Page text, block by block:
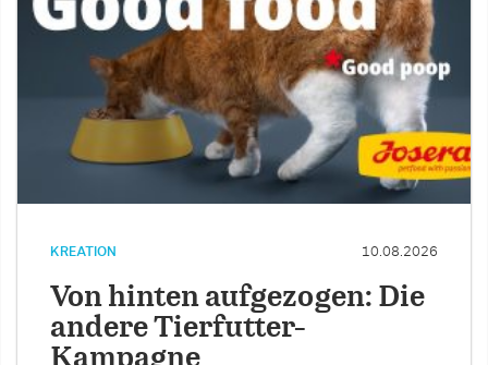
KREATION 10.08.2026
Von hinten aufgezogen: Die
andere Tierfutter-
Kampagne